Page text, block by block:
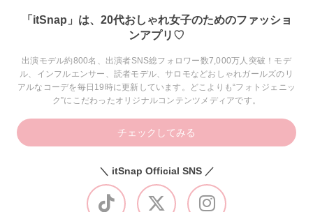
「itSnap」は、20代おしゃれ女子のためのファッショ
ンアプリ♡
出演モデル約800名、出演者SNS総フォロワー数7,000万人突破！モデ
ル、インフルエンサー、読者モデル、サロモなどおしゃれガールズのリ
アルなコーデを毎日19時に更新しています。どこよりも“フォトジェニッ
ク”にこだわったオリジナルコンテンツメディアです。
チェックしてみる
＼ itSnap Official SNS ／